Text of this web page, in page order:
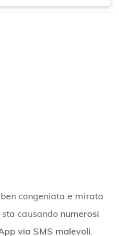
congeniata e mirata
causando numerosi
via SMS malevoli.